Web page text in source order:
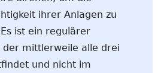
ihrer Anlagen zu
ist ein regulärer
der mittlerweile alle drei
und nicht im